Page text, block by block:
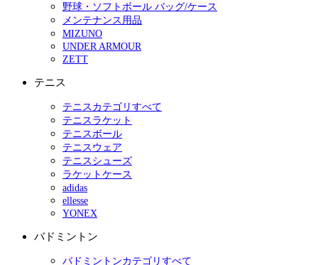
野球・ソフトボール バッグ/ケース
メンテナンス用品
MIZUNO
UNDER ARMOUR
ZETT
テニス
テニスカテゴリすべて
テニスラケット
テニスボール
テニスウェア
テニスシューズ
ラケットケース
adidas
ellesse
YONEX
バドミントン
バドミントンカテゴリすべて